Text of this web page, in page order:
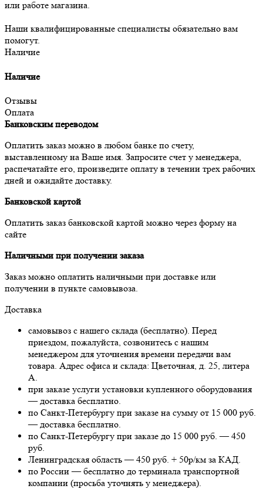
или работе магазина.
Наши квалифицированные специалисты обязательно вам
помогут.
Наличие
Наличие
Отзывы
Оплата
Банковским переводом
Оплатить заказ можно в любом банке по счету,
выставленному на Ваше имя. Запросите счет у менеджера,
распечатайте его, произведите оплату в течении трех рабочих
дней и ожидайте доставку.
Банковской картой
Оплатить заказ банковской картой можно через форму на
сайте
Наличными при получении заказа
Заказ можно оплатить наличными при доставке или
получении в пункте самовывоза.
Доставка
самовывоз с нашего склада (бесплатно). Перед
приездом, пожалуйста, созвонитесь с нашим
менеджером для уточнения времени передачи вам
товара. Адрес офиса и склада: Цветочная, д. 25, литера
А.
при заказе услуги установки купленного оборудования
— доставка бесплатно.
по Санкт-Петербургу при заказе на сумму от 15 000 руб.
— доставка бесплатно.
по Санкт-Петербургу при заказе до 15 000 руб. — 450
руб.
Ленинградская область — 450 руб. + 50р/км за КАД.
по России — бесплатно до терминала транспортной
компании (просьба уточнять у менеджера).